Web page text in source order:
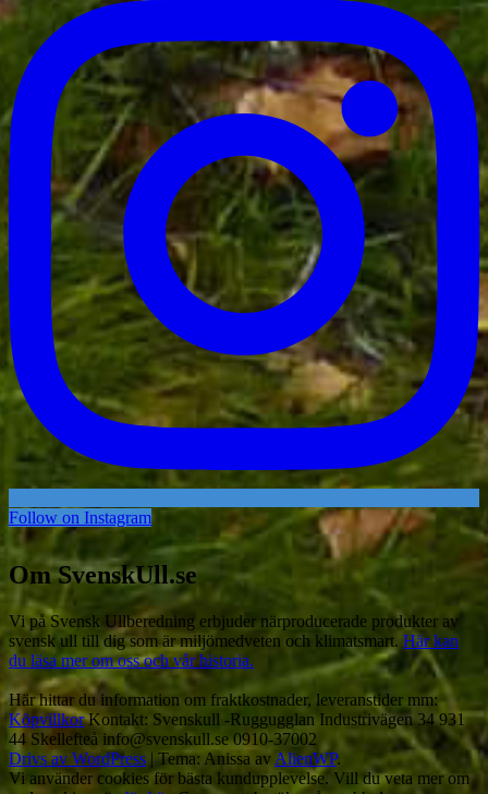
Follow on Instagram
Om SvenskUll.se
Vi på Svensk Ullberedning erbjuder närproducerade produkter av
svensk ull till dig som är miljömedveten och klimatsmart. Här kan
du läsa mer om oss och vår historia.
Här hittar du information om fraktkostnader, leveranstider mm:
KöpvillkorKontakt: Svenskull -Ruggugglan Industrivägen 34 931
44 Skellefteå info@svenskull.se 0910-37002
Drivs av WordPress |Tema: Anissa av AlienWP.
Vi använder cookies för bästa kundupplevelse. Vill du veta mer om